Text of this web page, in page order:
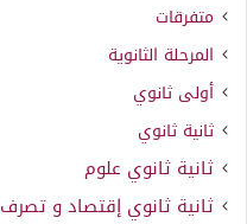
متفرقات
المرحلة الثانوية
أولى ثانوي
ثانية ثانوي
ثانية ثانوي علوم
ثانية ثانوي إقتصاد و تصرف